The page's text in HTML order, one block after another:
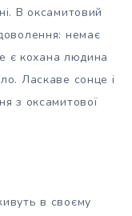
В оксамитовий
немає
є кохана людина
Ласкаве сонце і
з оксамитової
в своєму